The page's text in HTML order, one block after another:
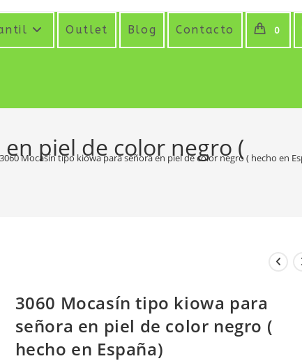
Outlet Blog Contacto 0
piel de color negro (
3060 Mocasín tipo kiowa para señora en piel de color negro ( hecho en
3060 Mocasín tipo kiowa para
señora en piel de color negro (
hecho en España)